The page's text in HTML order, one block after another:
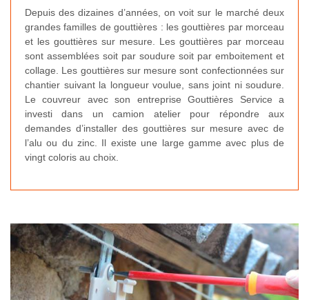
Depuis des dizaines d’années, on voit sur le marché deux
grandes familles de gouttières : les gouttières par morceau
et les gouttières sur mesure. Les gouttières par morceau
sont assemblées soit par soudure soit par emboitement et
collage. Les gouttières sur mesure sont confectionnées sur
chantier suivant la longueur voulue, sans joint ni soudure.
Le couvreur avec son entreprise Gouttières Service a
investi dans un camion atelier pour répondre aux
demandes d’installer des gouttières sur mesure avec de
l’alu ou du zinc. Il existe une large gamme avec plus de
vingt coloris au choix.